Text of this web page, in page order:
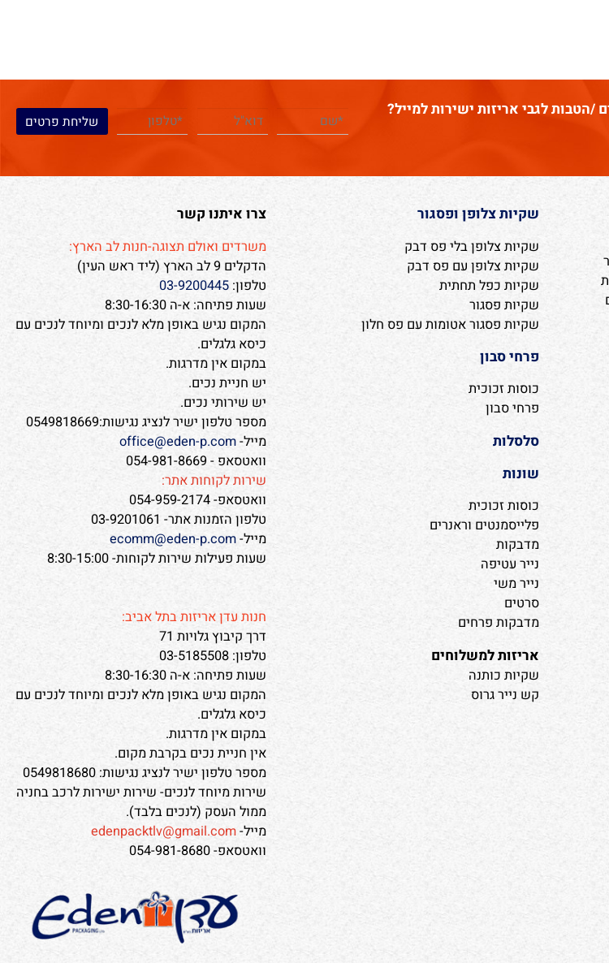
לגבי אריזות ישירות למייל?
שקיות צלופן ופסגור
שקיות צלופן בלי פס דבק
שקיות צלופן עם פס דבק
שקיות כפל תחתית
שקיות פסגור
שקיות פסגור אטומות עם פס חלון
פרחי סבון
פרחי סבון
סלסלות
שונות
כוסות זכוכית
פלייסמנטים וראנרים
מדבקות
נייר עטיפה
נייר משי
סרטים
מדבקות פרחים
אריזות למשלוחים
צרו איתנו קשר
משרדים ואולם תצוגה-חנות לב הארץ:
הדקלים 9 לב הארץ (ליד ראש העין)
טלפון:03-9200445
שעות פתיחה: א-ה 8:30-16:30
המקום נגיש באופן מלא לנכים ומיוחד לנכים עם
כיסא גלגלים.
במקום אין מדרגות.
יש חניית נכים.
יש שירותי נכים.
מספר טלפון ישיר לנציג נגישות:0549818669
מייל-office@eden-p.com
וואטסאפ - 054-981-8669
שירות לקוחות אתר:
וואטסאפ- 054-959-2174
טלפון הזמנות אתר- 03-9201061
חנות עדן אריזות בתל אביב:
דרך קיבוץ גלויות 71
טלפון: 03-5185508
שעות פתיחה: א-ה 8:30-16:30
המקום נגיש באופן מלא לנכים ומיוחד לנכים עם
כיסא גלגלים.
במקום אין מדרגות.
אין חניית נכים בקרבת מקום.
מספר טלפון ישיר לנציג נגישות: 0549818680
שירות מיוחד לנכים- שירות ישירות לרכב בחניה
edenpacktlv@gmail.com
וואטסאפ- 054-981-8680